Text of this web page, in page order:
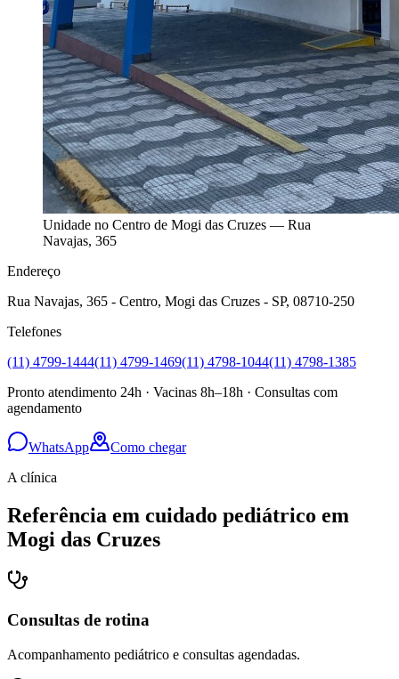
Unidade no Centro de Mogi das Cruzes — Rua
Navajas, 365
Endereço
Rua Navajas, 365 - Centro, Mogi das Cruzes - SP, 08710-250
Telefones
(11) 4799-1444(11) 4799-1469(11) 4798-1044(11) 4798-1385
Pronto atendimento 24h · Vacinas 8h–18h · Consultas com
agendamento
WhatsApp
Como chegar
A clínica
Referência em cuidado pediátrico em
Mogi das Cruzes
Consultas de rotina
Acompanhamento pediátrico e consultas agendadas.